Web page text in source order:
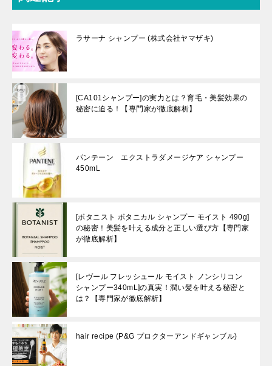
ラサーナ シャンプー (株式会社ヤマザキ)
[CA101シャンプー]の実力とは？育毛・美髪効果の
秘密に迫る！【専門家が徹底解析】
パンテーン エクストラダメージケア シャンプー
450mL
[ボタニスト ボタニカル シャンプー モイスト 490g]
の秘密！美髪を叶える成分と正しい選び方【専門家
が徹底解析】
[レヴール フレッシュール モイスト ノンシリコン
シャンプー340mL]の真実！潤い髪を叶える秘密と
は？【専門家が徹底解析】
hair recipe (P&G プロクターアンドギャンブル)